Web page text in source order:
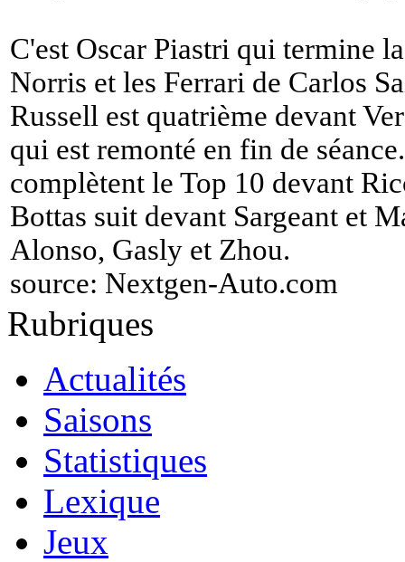
C'est Oscar Piastri qui termine
Norris et les Ferrari de Carlos
Russell est quatrième devant
qui est remonté en fin de
complètent le Top 10 devant
Bottas suit devant Sargeant et
Alonso, Gasly et Zhou.
source: Nextgen-Auto.com
Rubriques
Actualités
Saisons
Statistiques
Lexique
Jeux